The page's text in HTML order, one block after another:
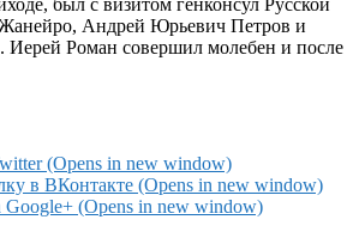
Андрей Юрьевич Петров и
Иерей Роман совершил молебен и после
(Opens in new window)
в ВКонтакте (Opens in new window)
Google+ (Opens in new window)